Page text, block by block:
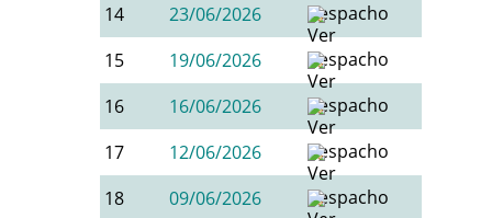
14
23/06/2026
15
19/06/2026
16
16/06/2026
17
12/06/2026
18
09/06/2026